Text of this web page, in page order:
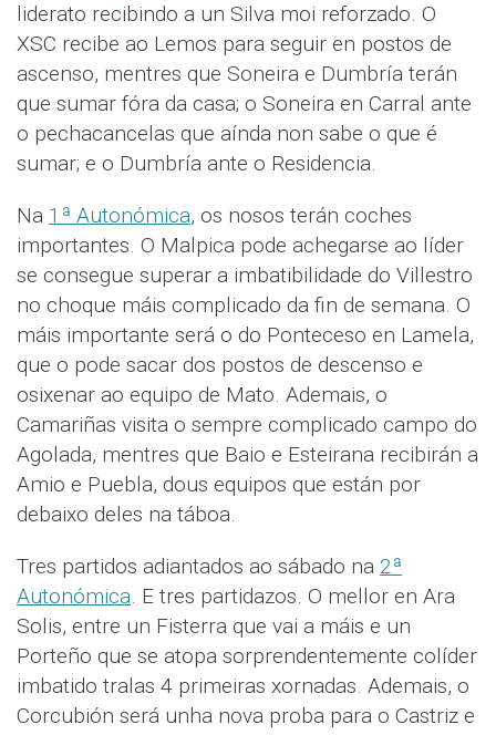
liderato recibindo a un Silva moi reforzado. O
XSC recibe ao Lemos para seguir en postos de
ascenso, mentres que Soneira e Dumbría terán
que sumar fóra da casa; o Soneira en Carral ante
o pechacancelas que aínda non sabe o que é
sumar; e o Dumbría ante o Residencia.
Na 1ª Autonómica, os nosos terán coches
importantes. O Malpica pode achegarse ao líder
se consegue superar a imbatibilidade do Villestro
no choque máis complicado da fin de semana. O
máis importante será o do Ponteceso en Lamela,
que o pode sacar dos postos de descenso e
osixenar ao equipo de Mato. Ademais, o
Camariñas visita o sempre complicado campo do
Agolada, mentres que Baio e Esteirana recibirán a
Amio e Puebla, dous equipos que están por
debaixo deles na táboa.
Tres partidos adiantados ao sábado na 2ª
Autonómica. E tres partidazos. O mellor en Ara
Solis, entre un Fisterra que vai a máis e un
Porteño que se atopa sorprendentemente colíder
imbatido tralas 4 primeiras xornadas. Ademais, o
Corcubión será unha nova proba para o Castriz e